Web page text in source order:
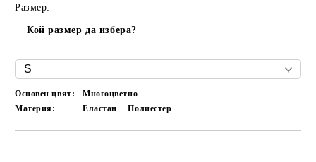
Размер:
Кой размер да избера?
Основен цвят:
Многоцветно
Материя:
Еластан Полиестер